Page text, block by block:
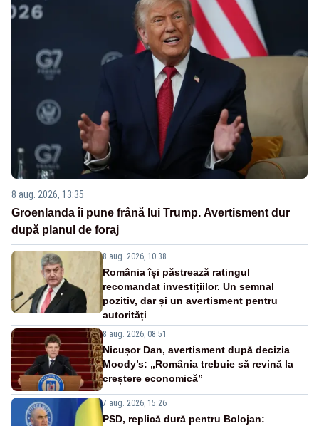
8 aug. 2026, 13:35
Groenlanda îi pune frână lui Trump. Avertisment dur
după planul de foraj
8 aug. 2026, 10:38
România își păstrează ratingul
recomandat investițiilor. Un semnal
pozitiv, dar și un avertisment pentru
autorități
8 aug. 2026, 08:51
Nicușor Dan, avertisment după decizia
Moody’s: „România trebuie să revină la
creștere economică”
7 aug. 2026, 15:26
PSD, replică dură pentru Bolojan: